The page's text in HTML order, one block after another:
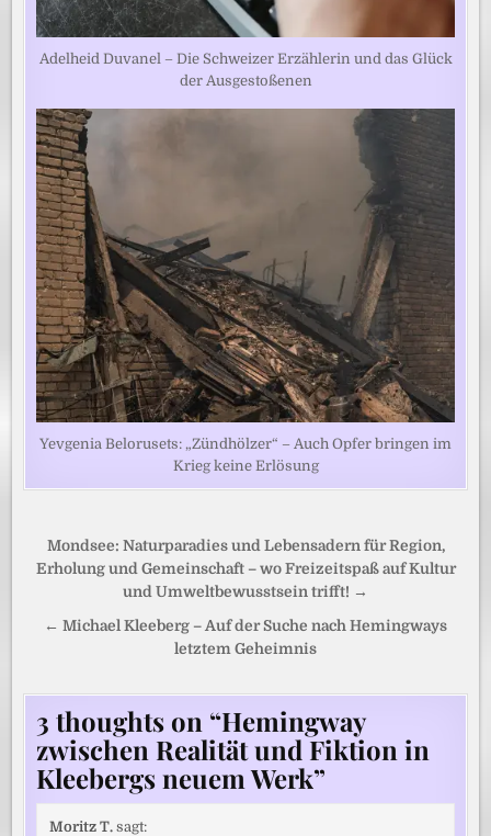
Adelheid Duvanel – Die Schweizer Erzählerin und das Glück
der Ausgestoßenen
Yevgenia Belorusets: „Zündhölzer“ – Auch Opfer bringen im
Krieg keine Erlösung
Beitragsnavigation
Mondsee: Naturparadies und Lebensadern für Region,
Erholung und Gemeinschaft – wo Freizeitspaß auf Kultur
und Umweltbewusstsein trifft! →
← Michael Kleeberg – Auf der Suche nach Hemingways
letztem Geheimnis
3 thoughts on “Hemingway
zwischen Realität und Fiktion in
Kleebergs neuem Werk”
Moritz T. sagt: